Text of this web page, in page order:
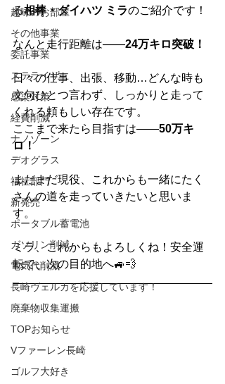
趣味のお部屋
その他事業
委託事業
ステライザ
感染対策
経費削減
ナノゾーン
デオグラス
福祉部門
新発売
ポータブル蓄電池
ガソリン削減
電気代削減
長崎ヴェルカを応援しています！
廃棄物収集運搬
TOPお知らせ
Vファーレン長崎
ゴルフ大好き
る相棒・ダイハツ ミラのご紹介です！
なんと走行距離は――24万キロ突破！
日々の仕事、出張、移動…どんな時も
文句ひとつ言わず、しっかりと走って
くれる頼もしい存在です。
ここまで来たら目指すは――50万キ
ロ！
まだまだ現役、これからも一緒にたく
さんの道を走っていきたいと思いま
す。
ミラ、これからもよろしくね！安全運
転で、次の目的地へ🚙💨